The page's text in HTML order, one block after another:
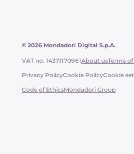
© 2026 Mondadori Digital S.p.A.
VAT no. 14371170961About usTerms of
Privacy PolicyCookie PolicyCookie
Code of EthicsMondadori Group